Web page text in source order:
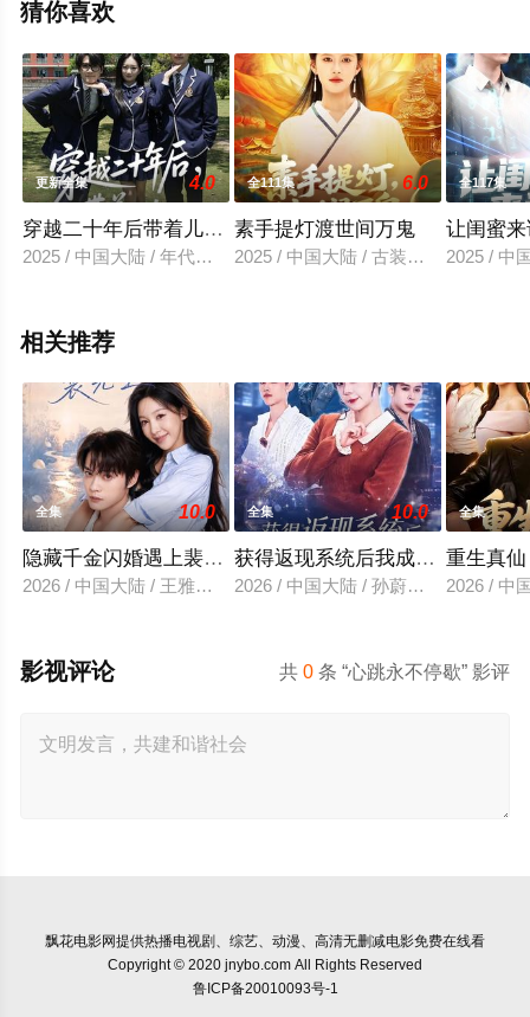
视剧、电视猫或剧情网等平台了解。
猜你喜欢
更新全集 4.0
穿越二十年后带着儿女走向开挂人生
2025 / 中国大陆 / 年代穿越
全111集 6.0
素手提灯渡世间万鬼
2025 / 中国大陆 / 古装仙侠
全117集
让闺蜜
2025 / 中
相关推荐
全集 10.0
隐藏千金闪婚遇上裴先生
2026 / 中国大陆 / 王雅清＆朱城玮
全集 10.0
获得返现系统后我成了万人迷
2026 / 中国大陆 / 孙蔚琳＆魏胜奇
全集
重生真
2026 / 中
共0 条 “心跳永不停歇” 影评
影视评论
飘花电影网提供热播电视剧、综艺、动漫、高清无删减电影免费在线看
Copyright © 2020 jnybo.com All Rights Reserved
鲁ICP备20010093号-1